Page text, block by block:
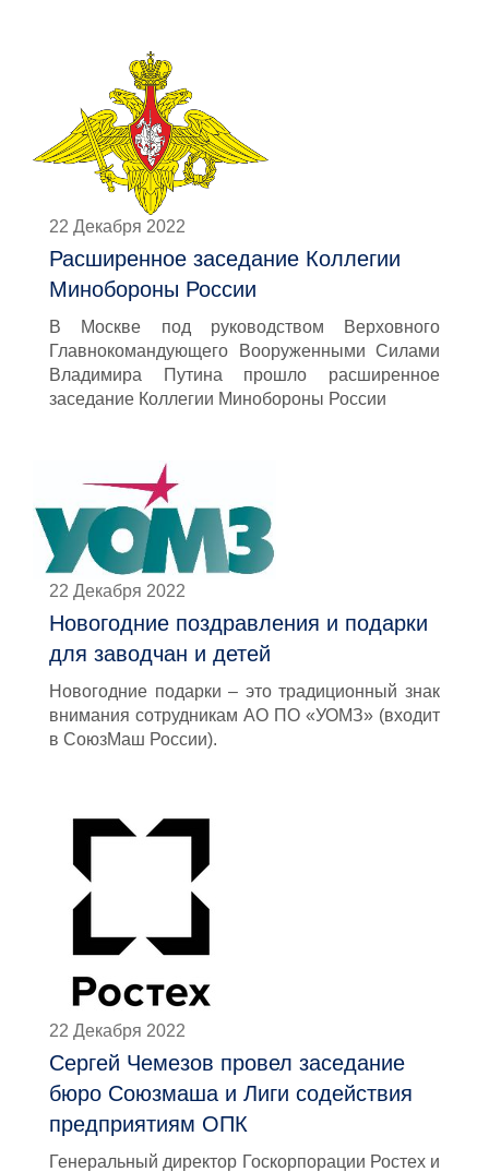
22 Декабря 2022
Расширенное заседание Коллегии
Минобороны России
В Москве под руководством Верховного
Главнокомандующего Вооруженными Силами
Владимира Путина прошло расширенное
заседание Коллегии Минобороны России
22 Декабря 2022
Новогодние поздравления и подарки
для заводчан и детей
Новогодние подарки – это традиционный знак
внимания сотрудникам АО ПО «УОМЗ» (входит
в СоюзМаш России).
22 Декабря 2022
Сергей Чемезов провел заседание
бюро Союзмаша и Лиги содействия
предприятиям ОПК
Генеральный директор Госкорпорации Ростех и